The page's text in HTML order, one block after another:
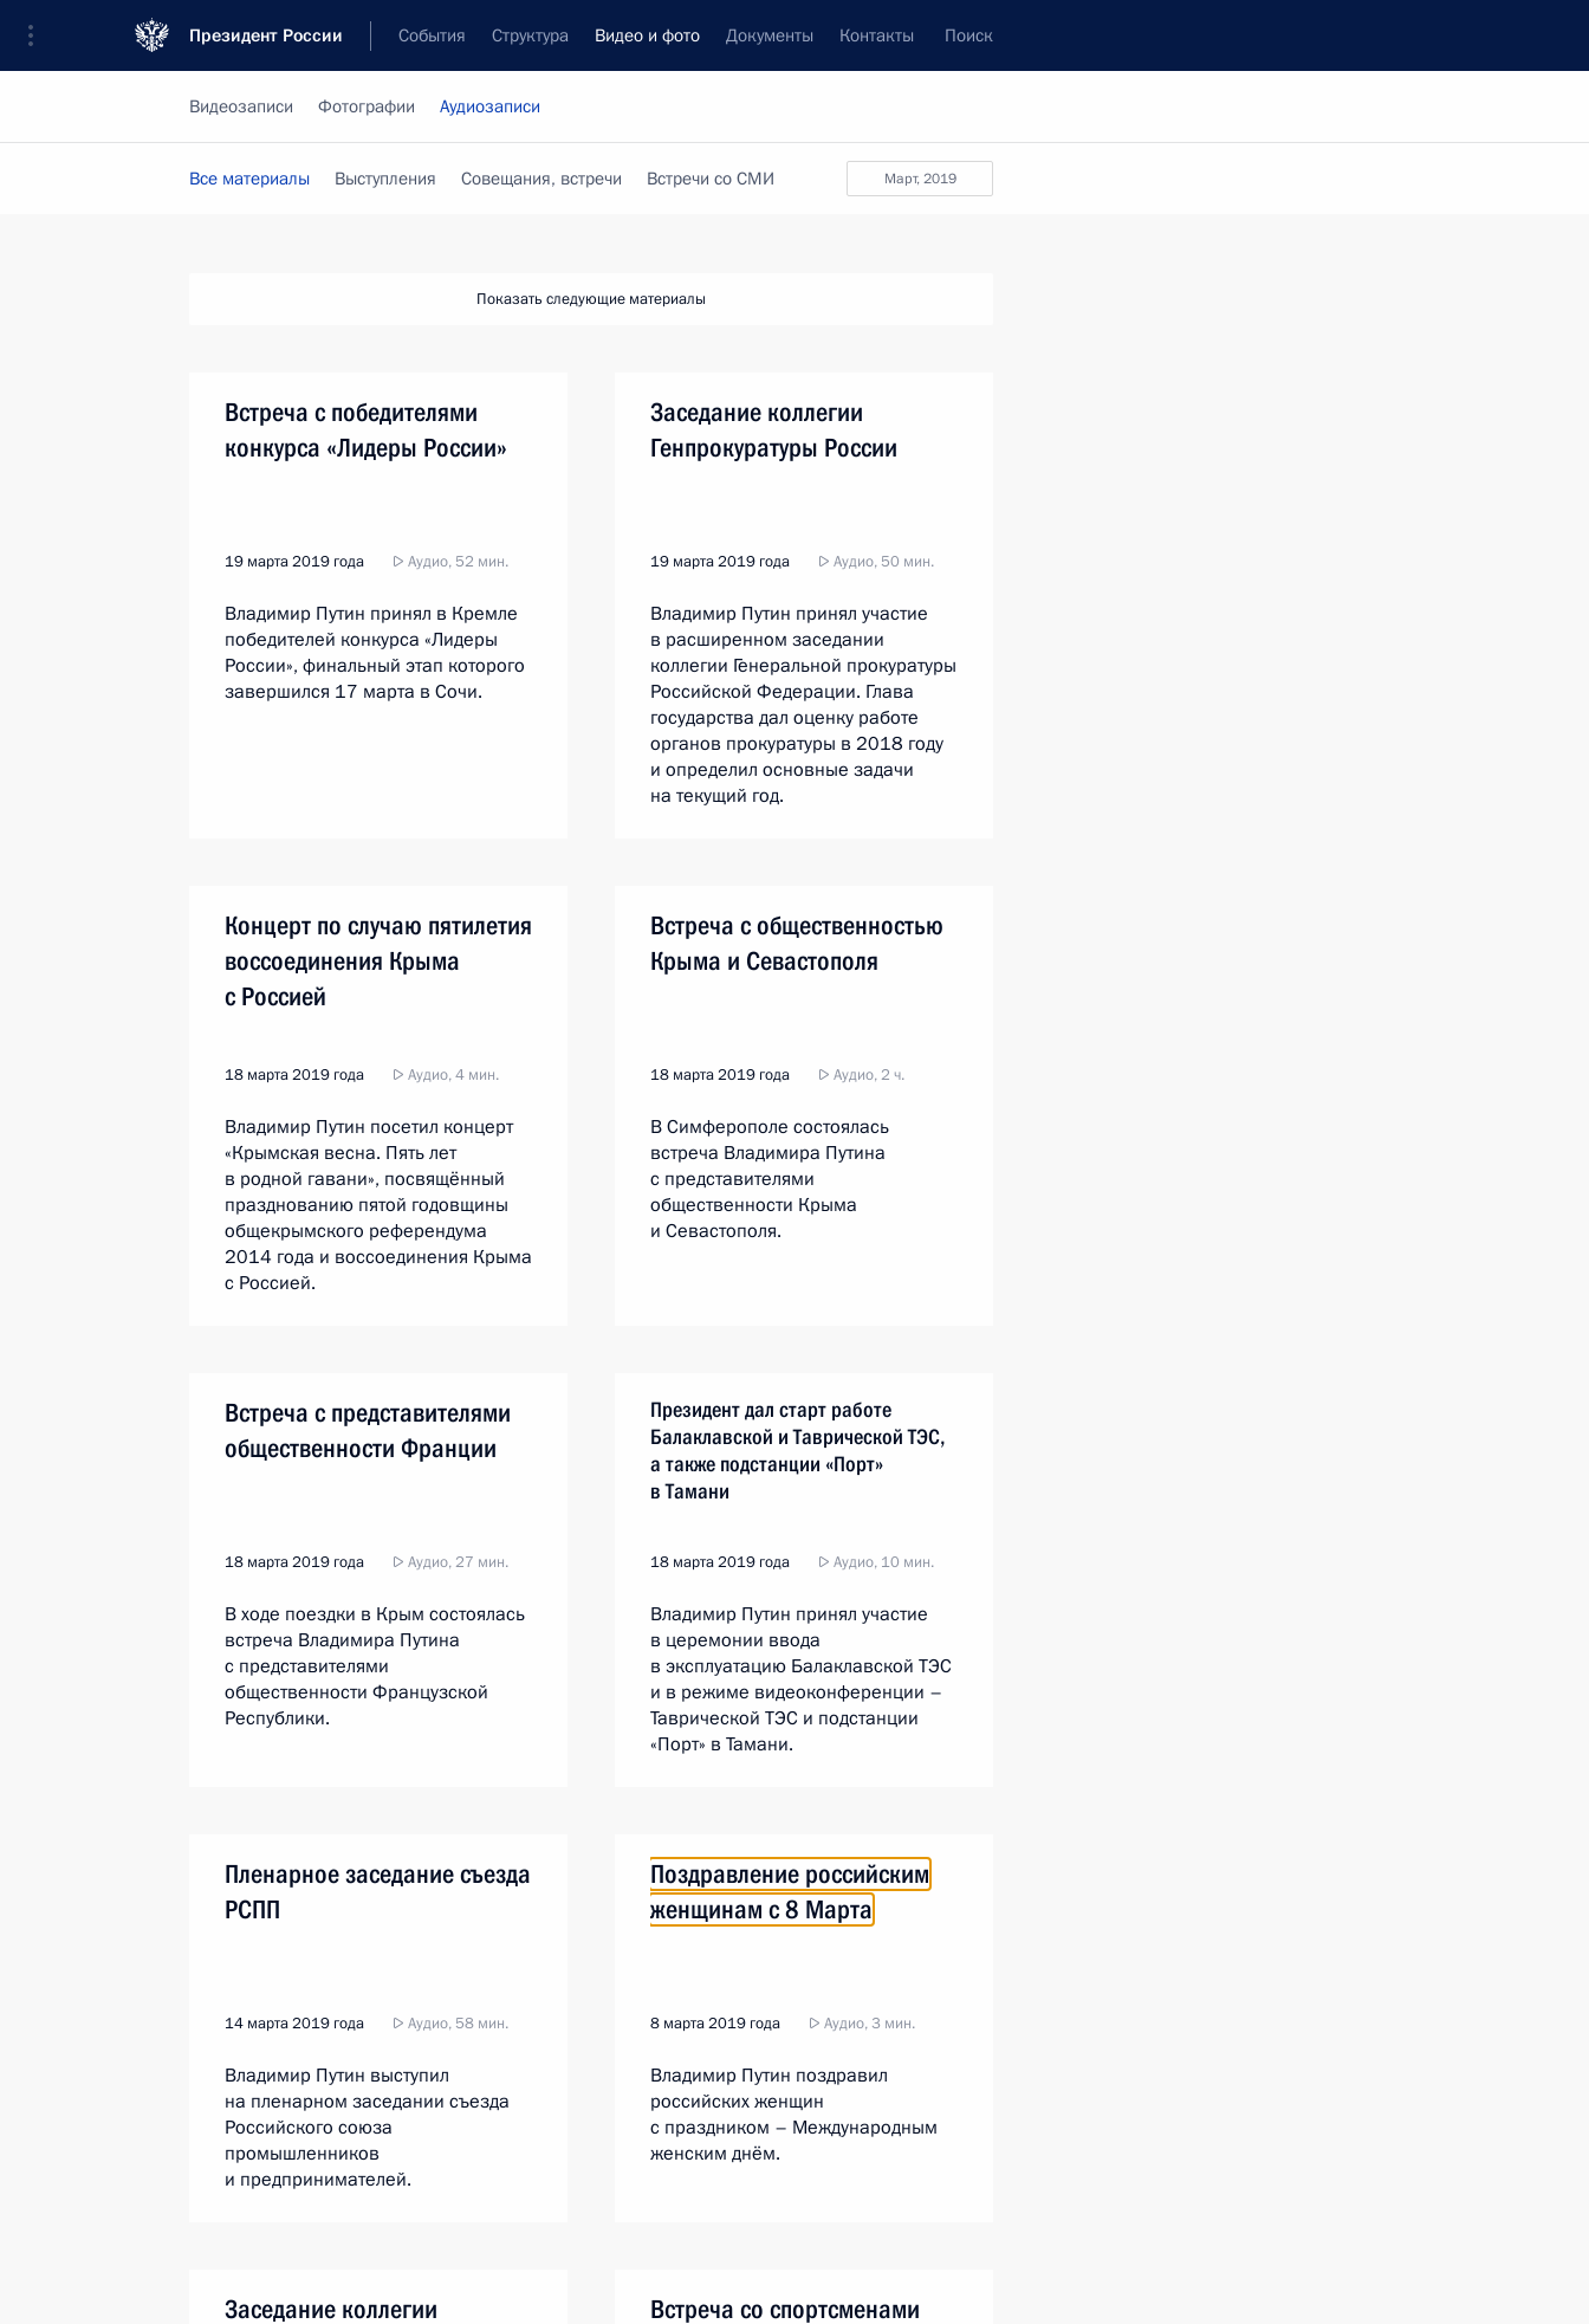
Президент России События Структура Видео и фото Документы Контакты Поиск
Видеозаписи Фотографии Аудиозаписи
март, 2019
Все материалы Выступления Совещания, встречи Встречи со СМИ
Показать следующие материалы
Встреча с победителями
конкурса «Лидеры России»
19 марта 2019 года Аудио, 52 мин.
Владимир Путин принял в Кремле
победителей конкурса «Лидеры
России», финальный этап которого
завершился 17 марта в Сочи.
Заседание коллегии
Генпрокуратуры России
19 марта 2019 года Аудио, 50 мин.
Владимир Путин принял участие
в расширенном заседании
коллегии Генеральной прокуратуры
Российской Федерации. Глава
государства дал оценку работе
органов прокуратуры в 2018 году
и определил основные задачи
на текущий год.
Концерт по случаю пятилетия
воссоединения Крыма
с Россией
18 марта 2019 года Аудио, 4 мин.
Владимир Путин посетил концерт
«Крымская весна. Пять лет
в родной гавани», посвящённый
празднованию пятой годовщины
общекрымского референдума
2014 года и воссоединения Крыма
с Россией.
Встреча с общественностью
Крыма и Севастополя
18 марта 2019 года Аудио, 2 ч.
В Симферополе состоялась
встреча Владимира Путина
с представителями
общественности Крыма
и Севастополя.
Встреча с представителями
общественности Франции
18 марта 2019 года Аудио, 27 мин.
В ходе поездки в Крым состоялась
встреча Владимира Путина
с представителями
общественности Французской
Республики.
Президент дал старт работе
Балаклавской и Таврической ТЭС,
а также подстанции «Порт»
в Тамани
18 марта 2019 года Аудио, 10 мин.
Владимир Путин принял участие
в церемонии ввода
в эксплуатацию Балаклавской ТЭС
и в режиме видеоконференции –
Таврической ТЭС и подстанции
«Порт» в Тамани.
Пленарное заседание съезда
РСПП
14 марта 2019 года Аудио, 58 мин.
Владимир Путин выступил
на пленарном заседании съезда
Российского союза
промышленников
и предпринимателей.
Поздравление российским
женщинам с 8 Марта
8 марта 2019 года Аудио, 3 мин.
Владимир Путин поздравил
российских женщин
с праздником – Международным
женским днём.
Заседание коллегии
Встреча со спортсменами